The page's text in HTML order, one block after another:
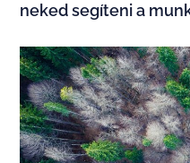
neked segíteni a